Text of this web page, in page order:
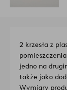
2 krzesła z
jedno na
także jako
Wymiary